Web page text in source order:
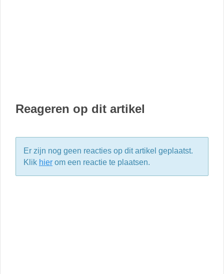
Reageren op dit artikel
Er zijn nog geen reacties op dit artikel geplaatst.
Klik hier om een reactie te plaatsen.